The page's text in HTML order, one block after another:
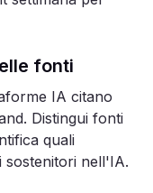
fonti
IA citano
Distingui fonti
quali
sostenitori nell'IA.